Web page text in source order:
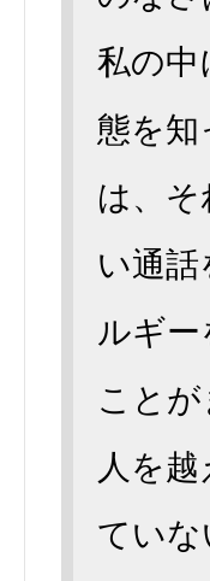
私の中
態を知
は、
い通
ルギ
こと
人を
てい